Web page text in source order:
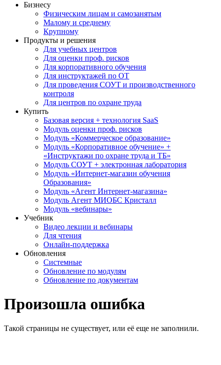
Бизнесу
Физическим лицам и самозанятым
Малому и среднему
Крупному
Продукты и решения
Для учебных центров
Для оценки проф. рисков
Для корпоративного обучения
Для инструктажей по ОТ
Для проведения СОУТ и производственного
контроля
Для центров по охране труда
Купить
Базовая версия + технология SaaS
Модуль оценки проф. рисков
Модуль «Коммерческое образование»
Модуль «Корпоративное обучение» +
«Инструктажи по охране труда и ТБ»
Модуль СОУТ + электронная лаборатория
Модуль «Интернет-магазин обучения
Образования»
Модуль «Агент Интернет-магазина»
Модуль Агент МИОБС Кристалл
Модуль «вебинары»
Учебник
Видео лекции и вебинары
Для чтения
Онлайн-поддержка
Обновления
Системные
Обновление по модулям
Обновление по документам
Произошла ошибка
Такой страницы не существует, или её еще не заполнили.